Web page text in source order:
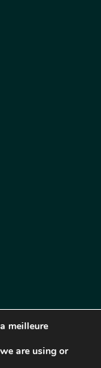
meilleure
are using or